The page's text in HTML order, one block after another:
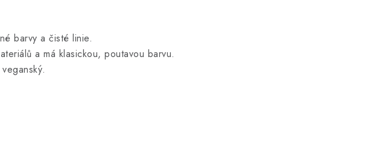
barvy a čisté linie.
a má klasickou, poutavou barvu.